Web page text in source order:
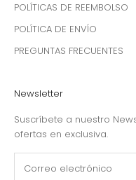
POLÍTICAS DE REEMBOLSO
POLÍTICA DE ENVÍO
PREGUNTAS FRECUENTES
Newsletter
Suscríbete a nuestro
ofertas en exclusiva.